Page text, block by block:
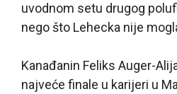
uvodnom setu drugog
nego što Lehecka nije
Kanađanin Feliks Auger-
najveće finale u karijeri u